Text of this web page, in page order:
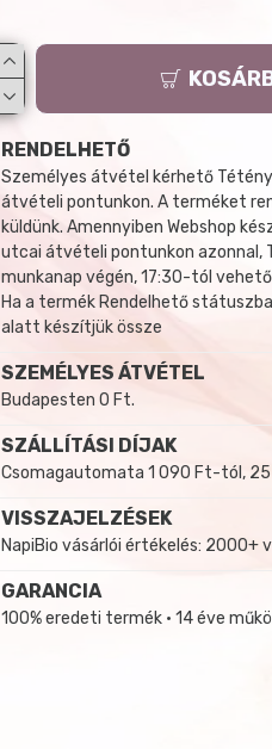
RENDELHETŐ
Személyes átvétel kérhető
átvételi pontunkon. A terméket
küldünk. Amennyiben Webshop
utcai átvételi pontunkon azonnal,
munkanap végén, 17:30-tól
Ha a termék Rendelhető
alatt készítjük össze
SZEMÉLYES ÁTVÉTEL
Budapesten 0 Ft.
SZÁLLÍTÁSI DÍJAK
Csomagautomata 1 090 Ft-tól,
VISSZAJELZÉSEK
NapiBio vásárlói értékelés: 2000+
GARANCIA
100% eredeti termék • 14 éve